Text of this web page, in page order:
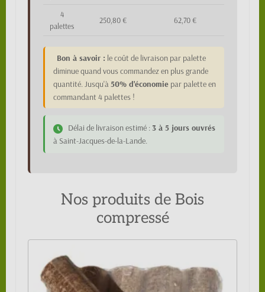
4
palettes
250,80 € 62,70 €
Bon à savoir : le coût de livraison par palette
diminue quand vous commandez en plus grande
quantité. Jusqu'à50% d'économie par palette en
commandant 4 palettes !
Délai de livraison estimé : 3 à 5 jours ouvrés
à Saint-Jacques-de-la-Lande.
Nos produits de Bois
compressé